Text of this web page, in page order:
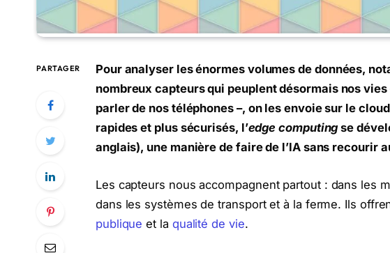
PARTAGER
Pour analyser les énormes volumes de données,
nombreux capteurs qui peuplent désormais nos
parler de nos téléphones –, on les envoie sur le
rapides et plus sécurisés, l’edge computingse
anglais), une manière de faire de l’IA sans recourir
Les capteurs nous accompagnent partout : dans les
dans les systèmes de transport et à la ferme. Ils
publique et la qualité de vie.